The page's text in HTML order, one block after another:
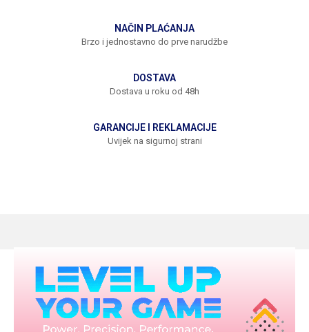
NAČIN PLAĆANJA
Brzo i jednostavno do prve narudžbe
DOSTAVA
Dostava u roku od 48h
GARANCIJE I REKLAMACIJE
Uvijek na sigurnoj strani